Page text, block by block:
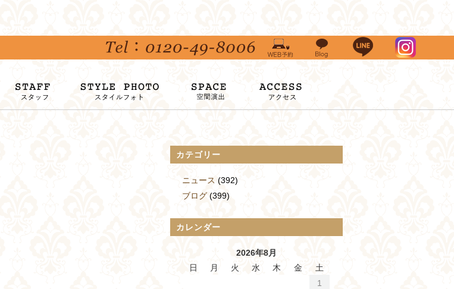
カテゴリー
ニュース (392)
ブログ(399)
カレンダー
2026年8月
日
月 火 水 木 金
土
1